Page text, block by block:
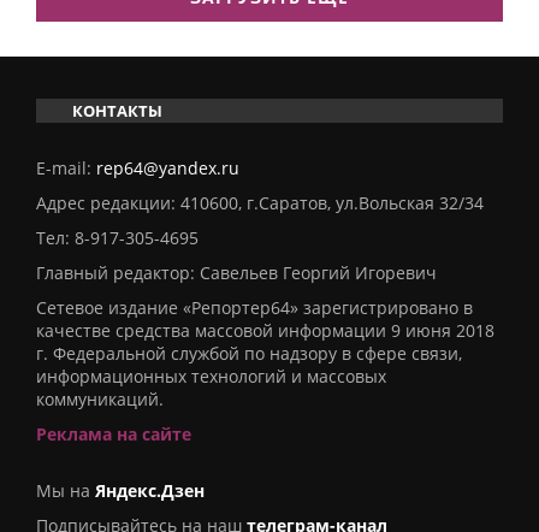
КОНТАКТЫ
E-mail: rep64@yandex.ru
Адрес редакции: 410600, г.Саратов, ул.Вольская 32/34
Тел: 8-917-305-4695
Главный редактор: Савельев Георгий Игоревич
Сетевое издание «Репортер64» зарегистрировано в
качестве средства массовой информации 9 июня 2018
г. Федеральной службой по надзору в сфере связи,
информационных технологий и массовых
коммуникаций.
Реклама на сайте
Мы на Яндекс.Дзен
Подписывайтесь на наш телеграм-канал